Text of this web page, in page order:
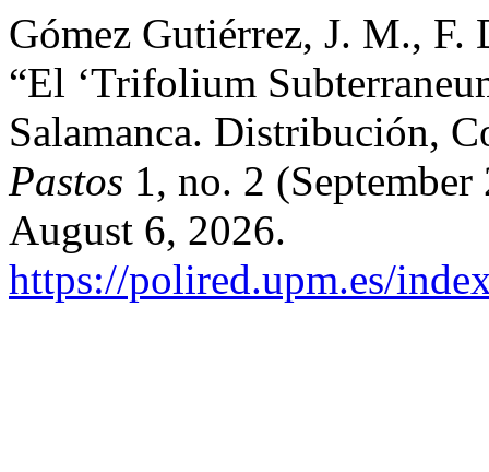
Gómez Gutiérrez, J. M., F.
“El ‘Trifolium
Salamanca. Distribución,
Pastos 1, no. 2
August 6, 2026.
https://polired.upm.es/